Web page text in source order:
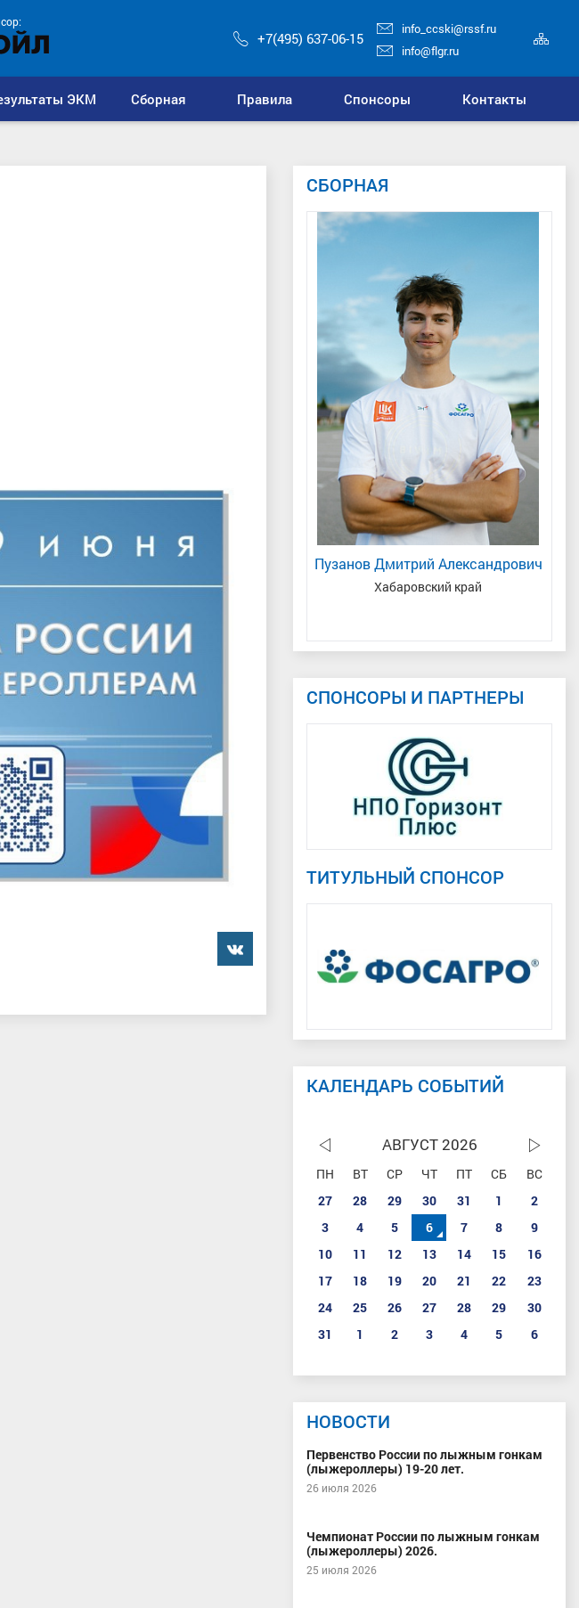
+7(495) 637-06-15
info_ccski@rssf.ru
info@flgr.ru
ЭКМ Сборная Правила Спонсоры Контакты
���������
СБОРНАЯ
Терентьева Наталья Михайловна
Заслуженный мастер спорта
Пузанов Дмитрий Александрович
Хабаровский край
СПОНСОРЫ И ПАРТНЕРЫ
ТИТУЛЬНЫЙ СПОНСОР
КАЛЕНДАРЬ СОБЫТИЙ
АВГУСТ 2026
ПН ВТ СР ЧТ ПТ СБ
ВС
27
28 29 30 31 1
2
3
4 5 6 7 8
9
10
11 12 13 14 15
16
17
18 19 20 21 22
23
24
25 26 27 28 29
30
31
1 2 3 4 5 6
НОВОСТИ
Первенство России по лыжным гонкам
(лыжероллеры) 19-20 лет.
26 июля 2026
Чемпионат России по лыжным гонкам
(лыжероллеры) 2026.
25 июля 2026